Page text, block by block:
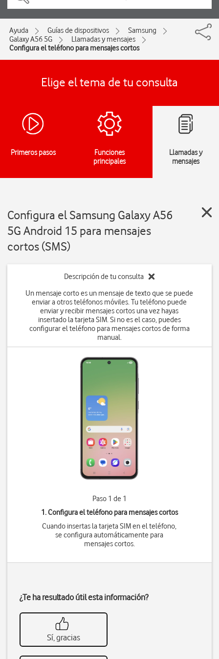
Ayuda Guías de dispositivos
Samsung
Galaxy A56 5G
Llamadas y mensajes
Configura el teléfono para mensajes cortos
Elige el tema de tu consulta
Primeros pasos
Funciones
principales
Llamadas y
mensajes
Configura el Samsung Galaxy A56
5G Android 15 para mensajes
cortos (SMS)
Descripción de tu consulta
Un mensaje corto es un mensaje de texto que se puede
enviar a otros teléfonos móviles. Tu teléfono puede
enviar y recibir mensajes cortos una vez hayas
insertado la tarjeta SIM. Si no es el caso, puedes
configurar el teléfono para mensajes cortos de forma
manual.
Paso 1 de 1
1. Configura el teléfono para mensajes cortos
Cuando insertas la tarjeta SIM en el teléfono,
se configura automáticamente para
mensajes cortos.
¿Te ha resultado útil esta información?
Sí, gracias